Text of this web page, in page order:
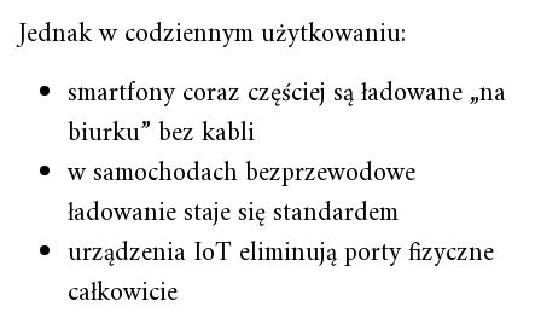
Jednak w codziennym użytkowaniu:
smartfony coraz częściej są ładowane „na
biurku” bez kabli
w samochodach bezprzewodowe
ładowanie staje się standardem
urządzenia IoT eliminują porty fizyczne
całkowicie